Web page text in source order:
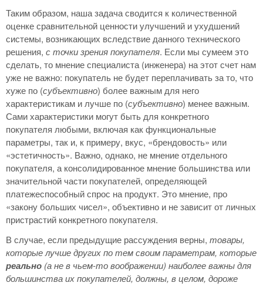
Таким образом, наша задача сводится к количественной
оценке сравнительной ценности улучшений и ухудшений
системы, возникающих вследствие данного технического
решения, с точки зрения покупателя. Если мы сумеем это
сделать, то мнение специалиста (инженера) на этот счет нам
уже не важно: покупатель не будет переплачивать за то, что
хуже по (субъективно) более важным для него
характеристикам и лучше по (субъективно) менее важным.
Сами характеристики могут быть для конкретного
покупателя любыми, включая как функциональные
параметры, так и, к примеру, вкус, «брендовость» или
«эстетичность». Важно, однако, не мнение отдельного
покупателя, а консолидированное мнение большинства или
значительной части покупателей, определяющей
платежеспособный спрос на продукт. Это мнение, про
«закону больших чисел», объективно и не зависит от личных
пристрастий конкретного покупателя.
В случае, если предыдущие рассуждения верны, товары,
которые лучше других по тем своим параметрам, которые
реально (а не в чьем-то воображении) наиболее важны для
большинства их покупателей, должны, в целом, дороже